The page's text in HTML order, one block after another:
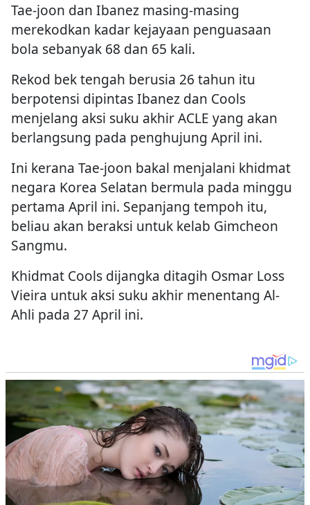
Tae-joon dan Ibanez masing-masing
merekodkan kadar kejayaan penguasaan
bola sebanyak 68 dan 65 kali.
Rekod bek tengah berusia 26 tahun itu
berpotensi dipintas Ibanez dan Cools
menjelang aksi suku akhir ACLE yang akan
berlangsung pada penghujung April ini.
Ini kerana Tae-joon bakal menjalani khidmat
negara Korea Selatan bermula pada minggu
pertama April ini. Sepanjang tempoh itu,
beliau akan beraksi untuk kelab Gimcheon
Sangmu.
Khidmat Cools dijangka ditagih Osmar Loss
Vieira untuk aksi suku akhir menentang Al-
Ahli pada 27 April ini.